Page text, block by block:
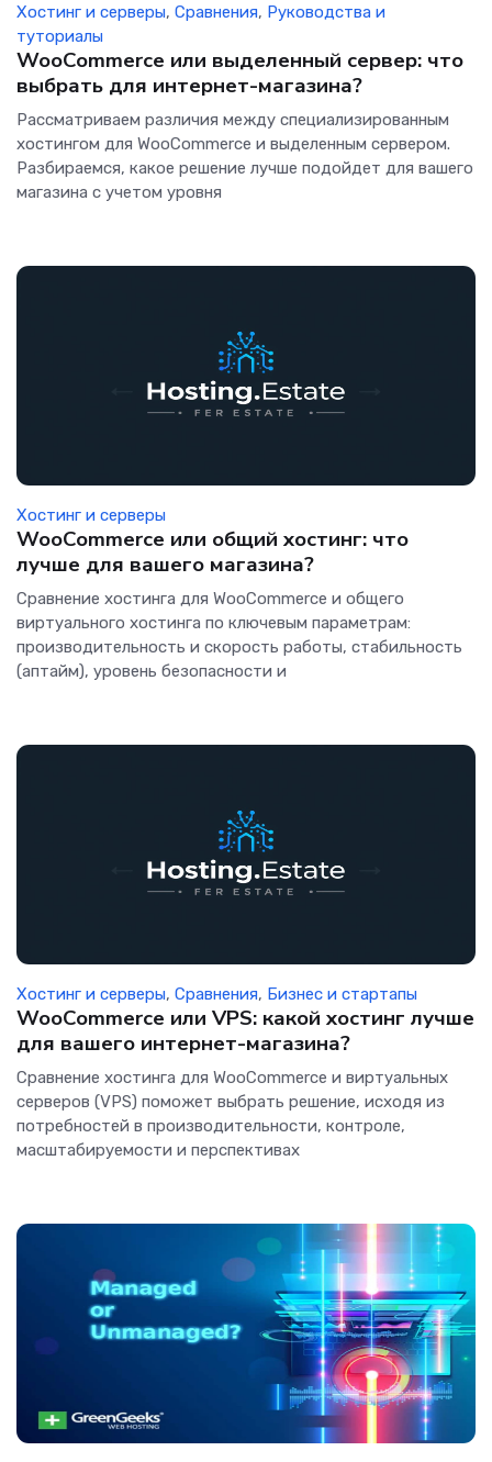
Хостинг и серверы, Сравнения, Руководства и
туториалы
WooCommerce или выделенный сервер: что
выбрать для интернет-магазина?
Рассматриваем различия между специализированным
хостингом для WooCommerce и выделенным сервером.
Разбираемся, какое решение лучше подойдет для вашего
магазина с учетом уровня
Хостинг и серверы
WooCommerce или общий хостинг: что
лучше для вашего магазина?
Сравнение хостинга для WooCommerce и общего
виртуального хостинга по ключевым параметрам:
производительность и скорость работы, стабильность
(аптайм), уровень безопасности и
Хостинг и серверы, Сравнения, Бизнес и стартапы
WooCommerce или VPS: какой хостинг лучше
для вашего интернет-магазина?
Сравнение хостинга для WooCommerce и виртуальных
серверов (VPS) поможет выбрать решение, исходя из
потребностей в производительности, контроле,
масштабируемости и перспективах